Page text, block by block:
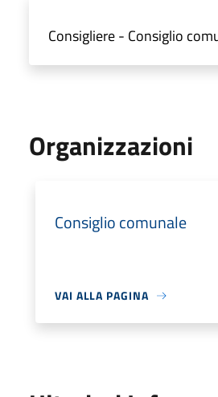
Consigliere - Consiglio
Organizzazioni
Consiglio comunale
VAI ALLA PAGINA